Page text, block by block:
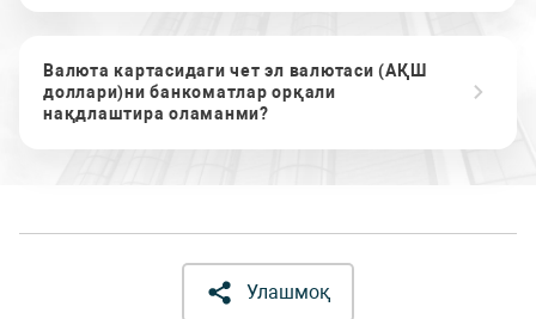
Валюта картасидаги чет эл валютаси (АҚШ
доллари)ни банкоматлар орқали
нақдлаштира оламанми?
Улашмоқ